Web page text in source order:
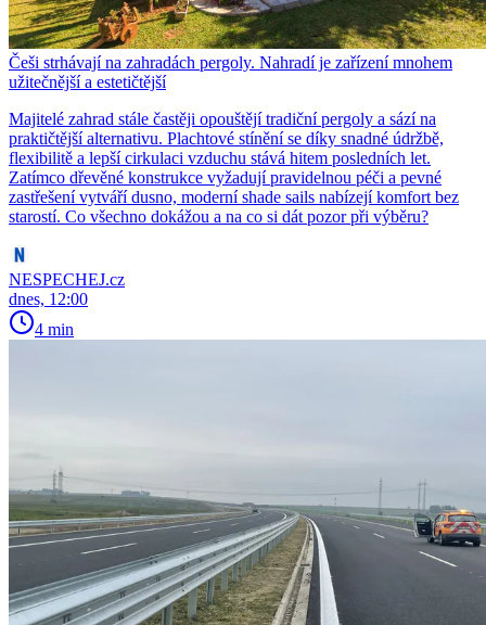
Češi strhávají na zahradách pergoly. Nahradí je zařízení mnohem
užitečnější a estetičtější
Majitelé zahrad stále častěji opouštějí tradiční pergoly a sází na
praktičtější alternativu. Plachtové stínění se díky snadné údržbě,
flexibilitě a lepší cirkulaci vzduchu stává hitem posledních let.
Zatímco dřevěné konstrukce vyžadují pravidelnou péči a pevné
zastřešení vytváří dusno, moderní shade sails nabízejí komfort bez
starostí. Co všechno dokážou a na co si dát pozor při výběru?
NESPECHEJ.cz
dnes, 12:00
4 min